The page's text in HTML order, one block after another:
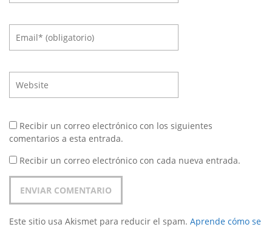
Recibir un correo electrónico con los siguientes
comentarios a esta entrada.
Recibir un correo electrónico con cada nueva entrada.
Este sitio usa Akismet para reducir el spam. Aprende cómo se